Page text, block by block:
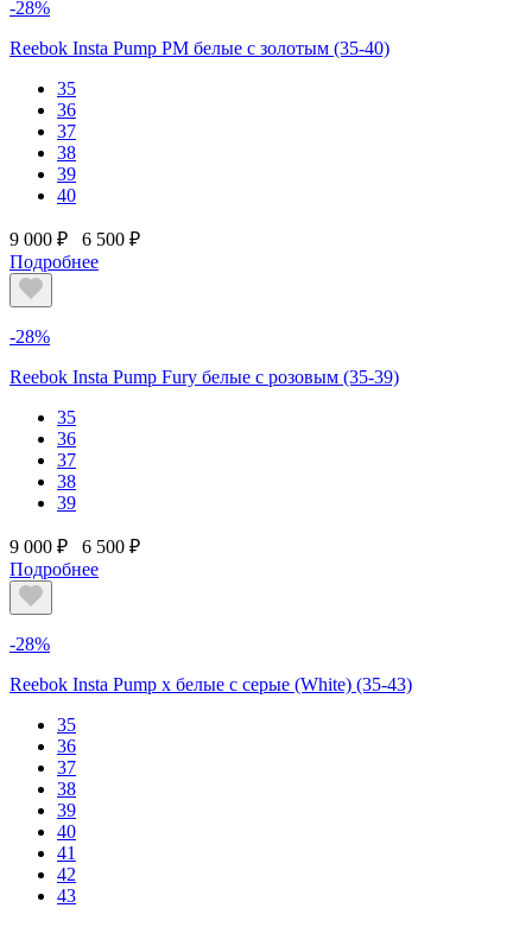
-28%
Reebok Insta Pump PM белые с золотым (35-40)
35
36
37
38
39
40
9 000 ₽
6 500 ₽
Подробнее
-28%
Reebok Insta Pump Fury белые с розовым (35-39)
35
36
37
38
39
9 000 ₽
6 500 ₽
Подробнее
-28%
Reebok Insta Pump x белые с серые (White) (35-43)
35
36
37
38
39
40
41
42
43